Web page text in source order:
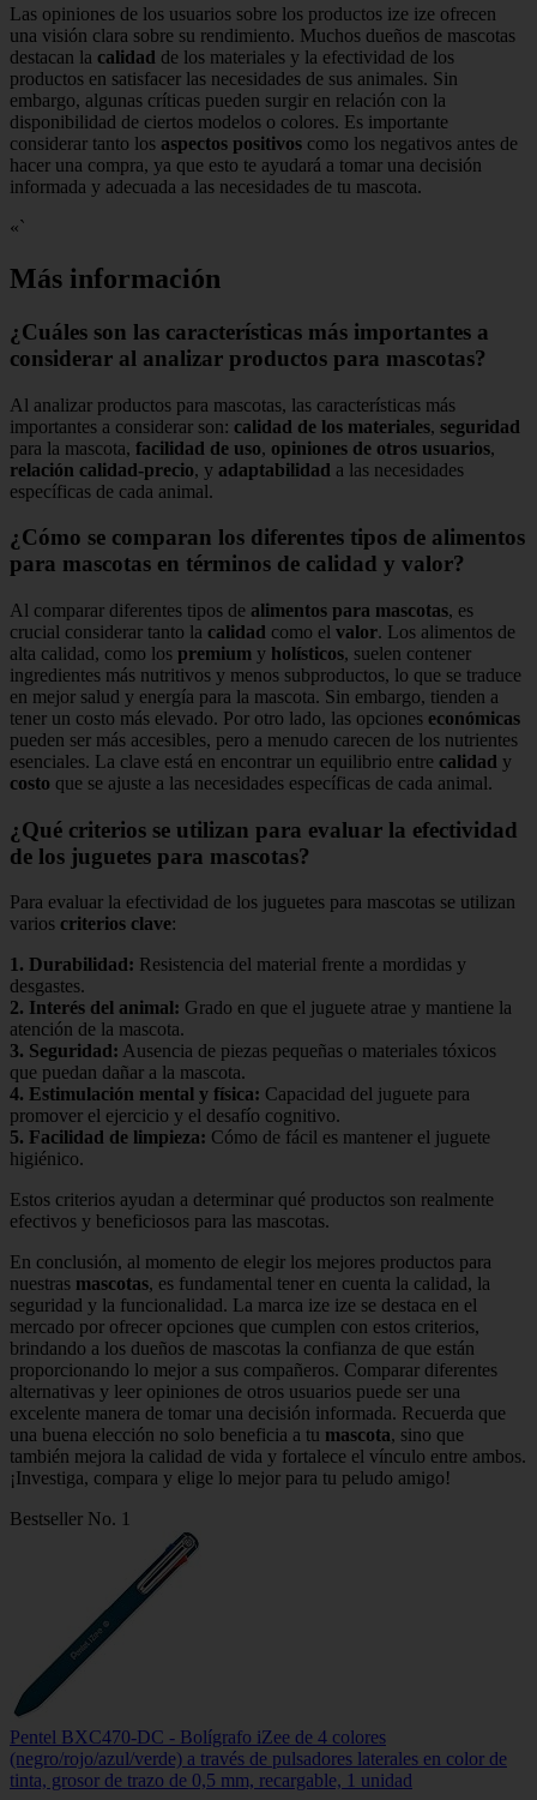
Las opiniones de los usuarios sobre los productos ize ize ofrecen
una visión clara sobre su rendimiento. Muchos dueños de mascotas
destacan la calidad de los materiales y la efectividad de los
productos en satisfacer las necesidades de sus animales. Sin
embargo, algunas críticas pueden surgir en relación con la
disponibilidad de ciertos modelos o colores. Es importante
considerar tanto los aspectos positivos como los negativos antes de
hacer una compra, ya que esto te ayudará a tomar una decisión
informada y adecuada a las necesidades de tu mascota.
«`
Más información
¿Cuáles son las características más importantes a
considerar al analizar productos para mascotas?
Al analizar productos para mascotas, las características más
importantes a considerar son: calidad de los materiales, seguridad
para la mascota, facilidad de uso, opiniones de otros usuarios,
relación calidad-precio, y adaptabilidad a las necesidades
específicas de cada animal.
¿Cómo se comparan los diferentes tipos de alimentos
para mascotas en términos de calidad y valor?
Al comparar diferentes tipos de alimentos para mascotas, es
crucial considerar tanto la calidad como el valor. Los alimentos de
alta calidad, como los premium y holísticos, suelen contener
ingredientes más nutritivos y menos subproductos, lo que se traduce
en mejor salud y energía para la mascota. Sin embargo, tienden a
tener un costo más elevado. Por otro lado, las opciones económicas
pueden ser más accesibles, pero a menudo carecen de los nutrientes
esenciales. La clave está en encontrar un equilibrio entre calidad y
costo que se ajuste a las necesidades específicas de cada animal.
¿Qué criterios se utilizan para evaluar la efectividad
de los juguetes para mascotas?
Para evaluar la efectividad de los juguetes para mascotas se utilizan
varios criterios clave:
1. Durabilidad : Resistencia del material frente a mordidas y
desgastes.
2. Interés del animal : Grado en que el juguete atrae y mantiene la
atención de la mascota.
3. Seguridad : Ausencia de piezas pequeñas o materiales tóxicos
que puedan dañar a la mascota.
4. Estimulación mental y física: Capacidad del juguete para
promover el ejercicio y el desafío cognitivo.
5. Facilidad de limpieza: Cómo de fácil es mantener el juguete
higiénico.
Estos criterios ayudan a determinar qué productos son realmente
efectivos y beneficiosos para las mascotas.
En conclusión, al momento de elegir los mejores productos para
nuestras mascotas, es fundamental tener en cuenta la calidad, la
seguridad y la funcionalidad. La marca ize ize se destaca en el
mercado por ofrecer opciones que cumplen con estos criterios,
brindando a los dueños de mascotas la confianza de que están
proporcionando lo mejor a sus compañeros. Comparar diferentes
alternativas y leer opiniones de otros usuarios puede ser una
excelente manera de tomar una decisión informada. Recuerda que
una buena elección no solo beneficia a tu mascota, sino que
también mejora la calidad de vida y fortalece el vínculo entre ambos.
¡Investiga, compara y elige lo mejor para tu peludo amigo!
Bestseller No. 1
Pentel BXC470-DC - Bolígrafo iZee de 4 colores
(negro/rojo/azul/verde) a través de pulsadores laterales en color de
tinta, grosor de trazo de 0,5 mm, recargable, 1 unidad